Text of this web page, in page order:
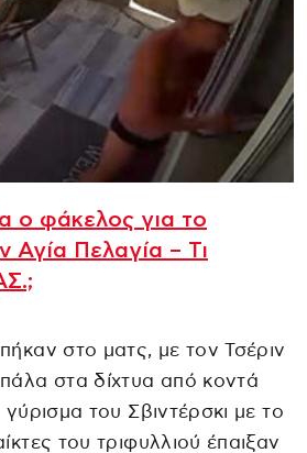
ο φάκελος για το
Αγία Πελαγία – Τι
στο ματς, με τον Τσέριν
στα δίχτυα από κοντά
γύρισμα του Σβιντέρσκι με το
του τριφυλλιού έπαιξαν